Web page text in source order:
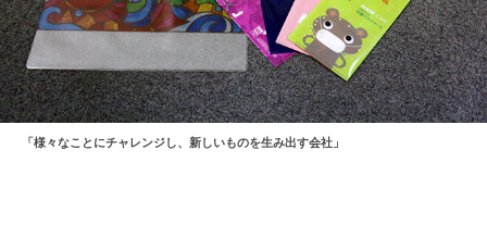
「様々なことにチャレンジし、新しいものを生み出す会社」